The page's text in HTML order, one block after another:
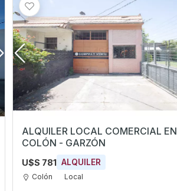
ALQUILER LOCAL COMERCIAL EN
COLÓN - GARZÓN
U$S 781 ALQUILER
Colón Local